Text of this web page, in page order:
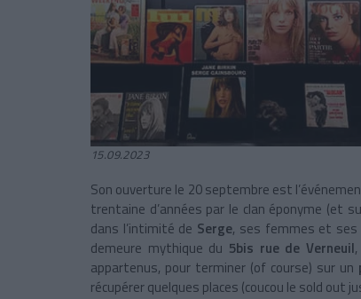
15.09.2023
Son ouverture le 20 septembre est
trentaine d’années par le clan éponyme (et
dans l’intimité de Serge, ses femmes et
demeure mythique du 5bis rue de Verneuil
appartenus, pour terminer (of course) sur un
récupérer quelques places (coucou le sold out